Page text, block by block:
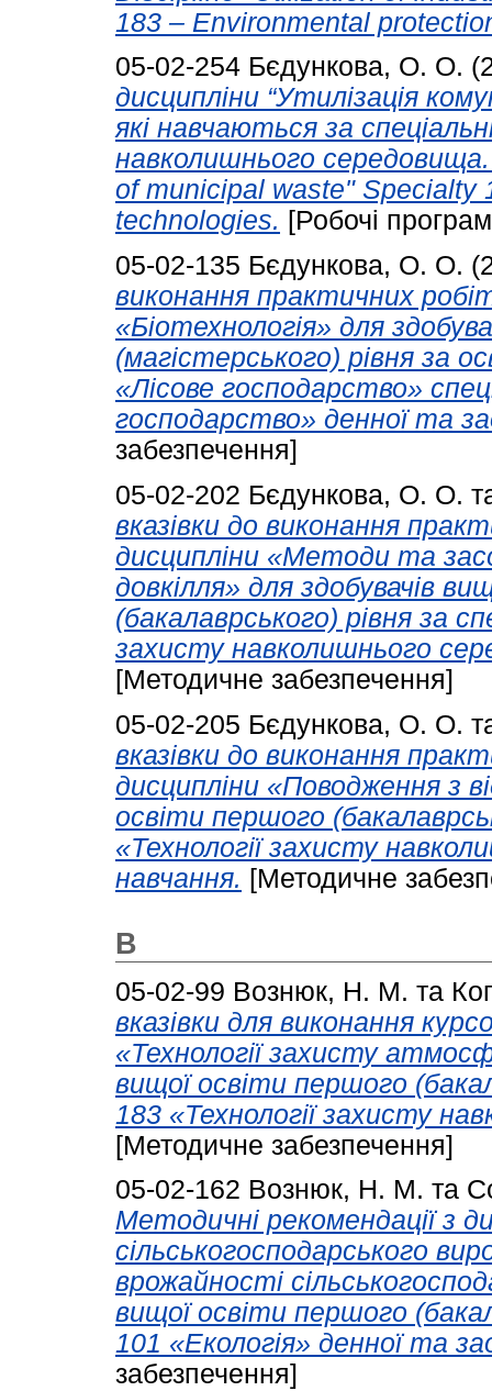
183 – Environmental
05-02-254 Бєдункова, О. О.
дисципліни “Утилізація
які навчаються за
навколишнього
of municipal waste" Specialty
technologies. [Робочі
05-02-135 Бєдункова, О. О.
виконання практичних
«Біотехнологія» для
(магістерського) рівня за
«Лісове господарство»
господарство» денної та
забезпечення]
05-02-202 Бєдункова, О. О.
вказівки до виконання
дисципліни «Методи та
довкілля» для здобувачів
(бакалаврського) рівня за
захисту навколишнього
[Методичне забезпечення]
05-02-205 Бєдункова, О. О.
вказівки до виконання
дисципліни «Поводження з
освіти першого
«Технології захисту
навчання. [Методичне
В
05-02-99 Вознюк, Н. М. та
вказівки для виконання
«Технології захисту
вищої освіти першого
183 «Технології захисту
[Методичне забезпечення]
05-02-162 Вознюк, Н. М. та
Методичні рекомендації з
сільськогосподарського
врожайності
вищої освіти першого
101 «Екологія» денної та
забезпечення]